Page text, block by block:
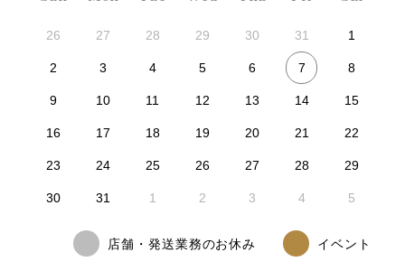
26 27 28 29 30 31 1
2 3 4 5 6 7 8
9 10 11 12 13 14 15
16 17 18 19 20 21 22
23 24 25 26 27 28 29
30 31 1 2 3 4 5
店舗・発送業務のお休み イベント